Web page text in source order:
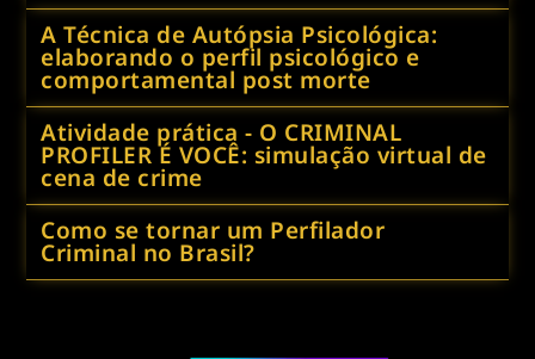
A Técnica de Autópsia Psicológica:
elaborando o perfil psicológico e
comportamental post morte
Atividade prática - O CRIMINAL
PROFILER É VOCÊ: simulação virtual de
cena de crime
Como se tornar um Perfilador
Criminal no Brasil?